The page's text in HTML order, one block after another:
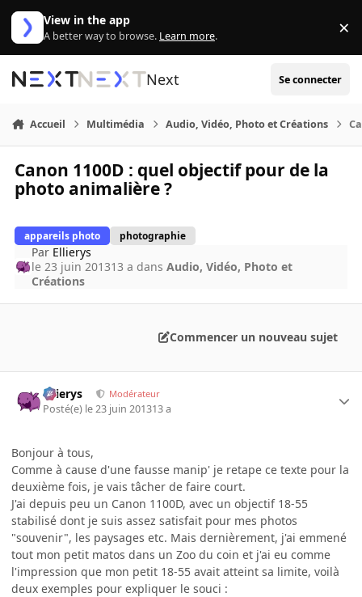
Aller au contenu
View in the app
A better way to browse. Learn more. ×
Next Se connecter
Accueil Multimédia Audio, Vidéo, Photo et Créations
Canon 1100D : quel objectif pour de la
photo animalière ?
appareils photo photographie
Par Ellierys
le 23 juin 201313 a dansAudio, Vidéo, Photo et
Créations
Commencer un nouveau sujet
Ellierys Modérateur
Posté(e) le 23 juin 201313 a
Bonjour à tous,
Comme à cause d'une fausse manip' je retape ce texte pour la
deuxième fois, je vais tâcher de faire court.
J'ai depuis peu un Canon 1100D, avec un objectif 18-55
stabilisé dont je suis assez satisfait pour mes photos
"souvenir", les paysages etc. Mais dernièrement, j'ai emmené
tout mon petit matos dans un Zoo du coin et j'ai eu comme
l'impression que mon petit 18-55 avait atteint sa limite, voilà
deux exemples pour expliquer le souci :